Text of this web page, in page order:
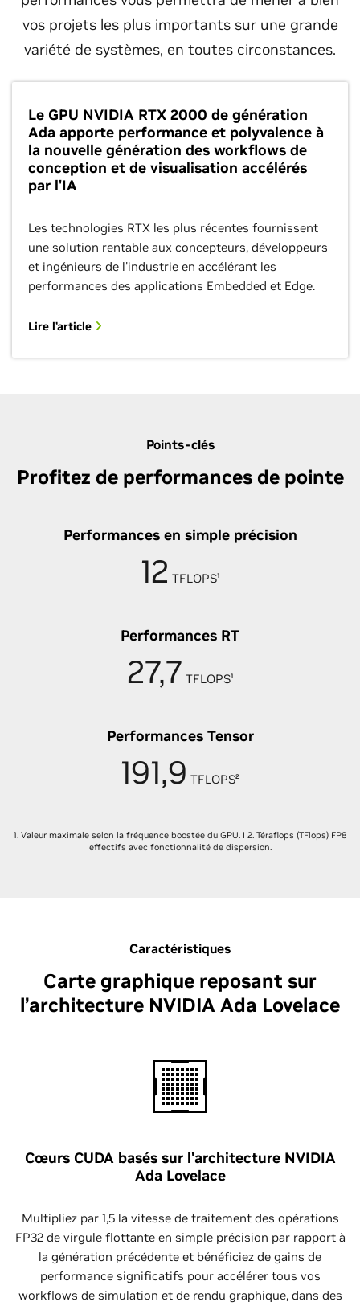
vos projets les plus importants sur une grande
variété de systèmes, en toutes circonstances.
Le GPU NVIDIA RTX 2000 de génération
Ada apporte performance et polyvalence à
la nouvelle génération des workflows de
conception et de visualisation accélérés
par l'IA
Les technologies RTX les plus récentes fournissent
une solution rentable aux concepteurs, développeurs
et ingénieurs de l'industrie en accélérant les
performances des applications Embedded et Edge.
Lire l’article
Points-clés
Profitez de performances de pointe
Performances en simple précision
12 TFLOPS¹
Performances RT
27,7 TFLOPS¹
Performances Tensor
191,9 TFLOPS²
1. Valeur maximale selon la fréquence boostée du GPU. I 2. Téraflops (TFlops) FP8
effectifs avec fonctionnalité de dispersion.
Caractéristiques
Carte graphique reposant sur
l’architecture NVIDIA Ada Lovelace
Cœurs CUDA basés sur l'architecture NVIDIA
Ada Lovelace
Multipliez par 1,5 la vitesse de traitement des opérations
FP32 de virgule flottante en simple précision par rapport à
la génération précédente et bénéficiez de gains de
performance significatifs pour accélérer tous vos
workflows de simulation et de rendu graphique, dans des